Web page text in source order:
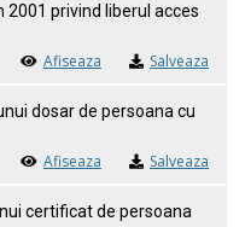
2001 privind liberul acces
Afiseaza Salveaza
dosar de persoana cu
Afiseaza Salveaza
certificat de persoana